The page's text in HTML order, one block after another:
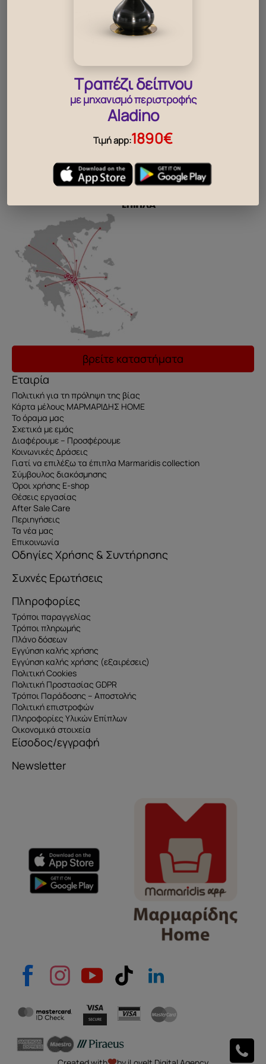
e-mail
Το μήνυμά σας
βρες, το κοντινότερο σου
κατάστημα
βρείτε καταστήματα
Εταιρία
Πολιτική για τη πρόληψη της βίας
Κάρτα μέλους ΜΑΡΜΑΡΙΔΗΣ HOME
Το όραμα μας
Σχετικά με εμάς
Διαφέρουμε – Προσφέρουμε
Κοινωνικές Δράσεις
Γιατί να επιλέξω τα έπιπλα Marmaridis collection
Σύμβουλος διακόσμησης
Όροι χρήσης E-shop
Θέσεις εργασίας
After Sale Care
Περιηγήσεις
Τα νέα μας
Επικοινωνία
Οδηγίες Χρήσης & Συντήρησης
Συχνές Ερωτήσεις
Πληροφορίες
Τρόποι παραγγελίας
Τρόποι πληρωμής
Πλάνο δόσεων
Εγγύηση καλής χρήσης
Εγγύηση καλής χρήσης (εξαιρέσεις)
Πολιτική Cookies
Πολιτική Προστασίας GDPR
Τρόποι Παράδοσης – Αποστολής
Πολιτική επιστροφών
Πληροφορίες Υλικών Επίπλων
Οικονομικά στοιχεία
Είσοδος/εγγραφή
Newsletter
Τραπέζι δείπνου
με μηχανισμό περιστροφής
Aladino
Τιμή app:1890€